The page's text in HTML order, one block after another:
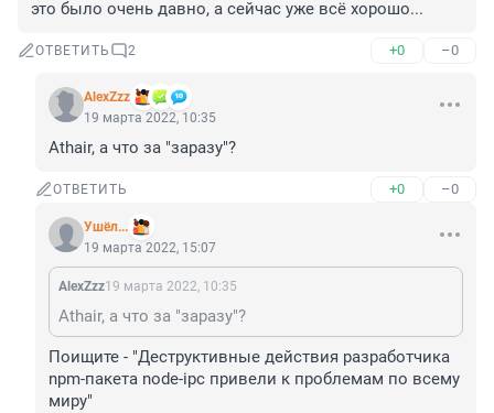
это было очень давно, а сейчас уже всё хорошо...
ОТВЕТИТЬ 2 +0 –0
AlexZzz
19 марта 2022, 10:35
Athair, а что за "заразу"?
ОТВЕТИТЬ +0 –0
Ушёл...
19 марта 2022, 15:07
AlexZzz19 марта 2022, 10:35
Athair, а что за "заразу"?
Поищите - "Деструктивные действия разработчика
npm-пакета node-ipc привели к проблемам по всему
миру"